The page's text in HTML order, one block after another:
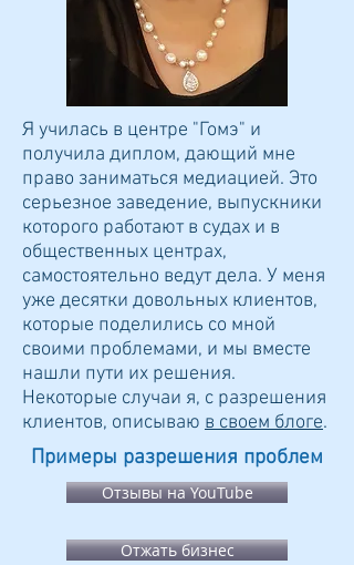
Я училась в центре "Гомэ" и
получила диплом, дающий мне
право заниматься медиацией. Это
серьезное заведение, выпускники
которого работают в судах и в
общественных центрах,
самостоятельно ведут дела. У меня
уже десятки довольных клиентов,
которые поделились со мной
своими проблемами, и мы вместе
нашли пути их решения.
Некоторые случаи я, с разрешения
клиентов, описываю в своем блоге.
Примеры разрешения проблем
Отзывы на YouTube
Отжать бизнес